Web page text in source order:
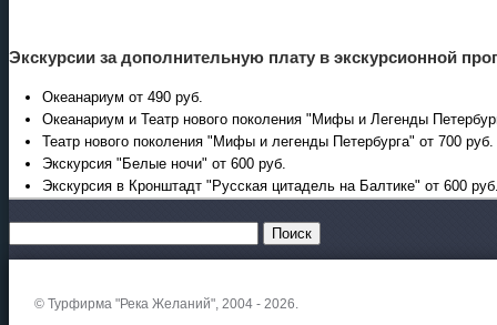
Экскурсии за дополнительную плату в экскурсионной
Океанариум от 490 руб.
Океанариум и Театр нового поколения "Мифы и Легенды
Театр нового поколения "Мифы и легенды Петербурга" от 700 руб.
Экскурсия "Белые ночи" от 600 руб.
Экскурсия в Кронштадт "Русская цитадель на Балтике" от 600
© Турфирма "Река Желаний", 2004 - 2026.